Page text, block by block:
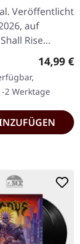
Veröffentlicht
auf
Rise
CD im
mit 12-seitigem
35 Jahren…
14,99 €
2 Werktage